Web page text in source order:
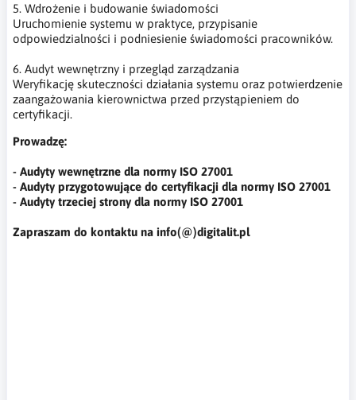
5. Wdrożenie i budowanie świadomości
Uruchomienie systemu w praktyce, przypisanie
odpowiedzialności i podniesienie świadomości pracowników.
6. Audyt wewnętrzny i przegląd zarządzania
Weryfikację skuteczności działania systemu oraz potwierdzenie
zaangażowania kierownictwa przed przystąpieniem do
certyfikacji.
Prowadzę:
- Audyty wewnętrzne dla normy ISO 27001
- Audyty przygotowujące do certyfikacji dla normy ISO 27001
- Audyty trzeciej strony dla normy ISO 27001
Zapraszam do kontaktu na info(@)digitalit.pl